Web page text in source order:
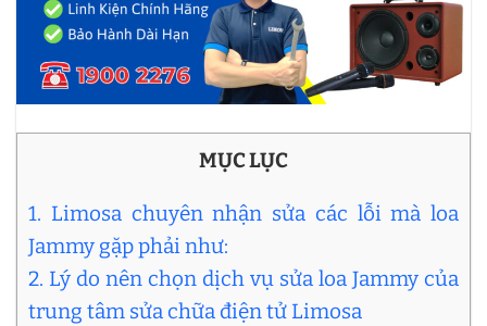
MỤC LỤC
1. Limosa chuyên nhận sửa các lỗi mà loa
Jammy gặp phải như:
2. Lý do nên chọn dịch vụ sửa loa Jammy của
trung tâm sửa chữa điện tử Limosa